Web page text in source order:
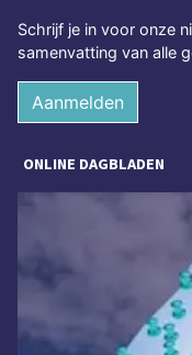
Schrijf je in voor onze
samenvatting van alle
Aanmelden
ONLINE DAGBLADEN